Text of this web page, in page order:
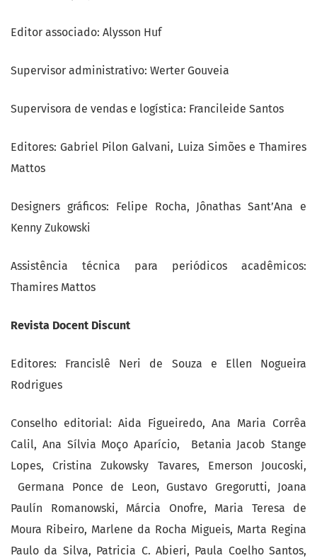
Editor associado: Alysson Huf
Supervisor administrativo: Werter Gouveia
Supervisora de vendas e logística: Francileide Santos
Editores: Gabriel Pilon Galvani, Luiza Simões e Thamires
Mattos
Designers gráficos: Felipe Rocha, Jônathas Sant’Ana e
Kenny Zukowski
Assistência técnica para periódicos acadêmicos:
Thamires Mattos
Revista Docent Discunt
Editores: Francislê Neri de Souza e Ellen Nogueira
Rodrigues
Conselho editorial: Aida Figueiredo, Ana Maria Corrêa
Calil, Ana Sílvia Moço Aparício, Betania Jacob Stange
Lopes, Cristina Zukowsky Tavares, Emerson Joucoski,
Germana Ponce de Leon, Gustavo Gregorutti, Joana
Paulín Romanowski, Márcia Onofre, Maria Teresa de
Moura Ribeiro, Marlene da Rocha Migueis, Marta Regina
Paulo da Silva, Patricia C. Abieri, Paula Coelho Santos,